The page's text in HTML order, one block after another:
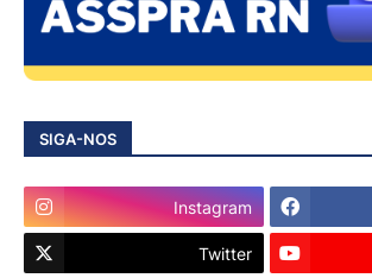
SIGA-NOS
Instagram
Twitter